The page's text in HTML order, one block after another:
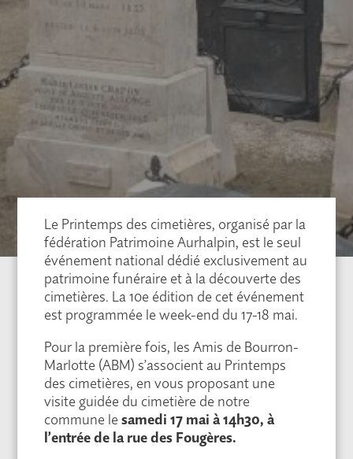
Le Printemps des cimetières, organisé par la
fédération Patrimoine Aurhalpin, est le seul
événement national dédié exclusivement au
patrimoine funéraire et à la découverte des
cimetières. La 10e édition de cet événement
est programmée le week-end du 17-18 mai.
Pour la première fois, les Amis de Bourron-
Marlotte (ABM) s’associent au Printemps
des cimetières, en vous proposant une
visite guidée du cimetière de notre
commune lesamedi 17 mai à 14h30, à
l’entrée de la rue des Fougères.